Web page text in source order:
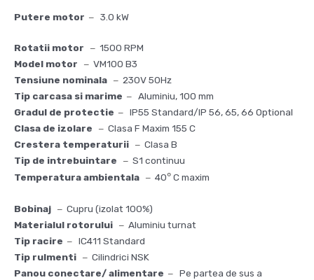
Putere motor – 3.0 kW
Rotatii motor – 1500 RPM
Model motor
– VM100 B3
Tensiune nominala – 230V 50Hz
Tip carcasa si marime – Aluminiu, 100 mm
Gradul de protectie – IP55 Standard/IP 56, 65, 66 Optional
Clasa de izolare
– Clasa F Maxim 155 C
Crestera temperaturii – Clasa B
Tip de intrebuintare
– S1 continuu
Temperatura ambientala – 40°C maxim
Bobinaj – Cupru (izolat 100%)
Materialul rotorului – Aluminiu turnat
Tip racire – IC411 Standard
Tip rulmenti – Cilindrici NSK
Panou conectare/ alimentare – Pe partea de sus a